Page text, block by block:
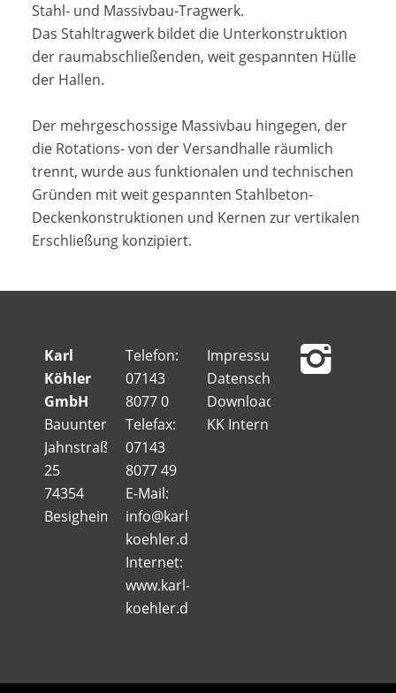
Stahl- und Massivbau-Tragwerk.
Das Stahltragwerk bildet die Unterkonstruktion
der raumabschließenden, weit gespannten Hülle
der Hallen.
Der mehrgeschossige Massivbau hingegen, der
die Rotations- von der Versandhalle räumlich
trennt, wurde aus funktionalen und technischen
Gründen mit weit gespannten Stahlbeton-
Deckenkonstruktionen und Kernen zur vertikalen
Erschließung konzipiert.
Karl
Köhler
GmbH
Bauunternehmung
Jahnstraße
25
74354
Besigheim
Telefon:
07143
8077 0
Telefax:
07143
8077 49
E-Mail:
info@karl-
koehler.de
Internet:
www.karl-
koehler.de
Impressum
Datenschutz
Downloads
KK Intern